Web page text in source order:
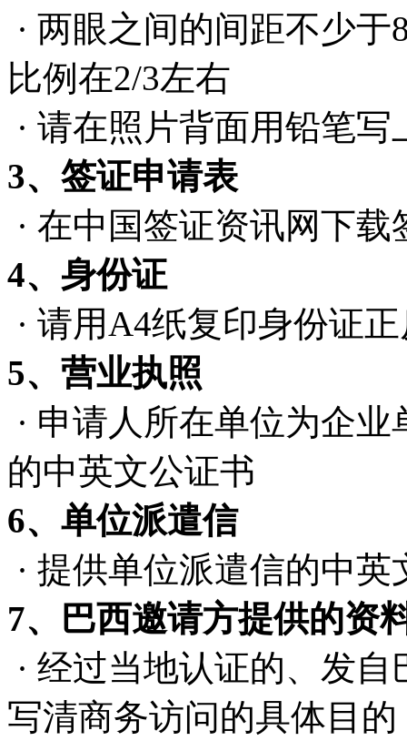
· 两眼之间的间距不少
比例在2/3左右
· 请在照片背面用铅笔
3、签证申请表
· 在中国签证资讯网下
4、身份证
· 请用A4纸复印身份证
5、营业执照
· 申请人所在单位为企
的中英文公证书
6、单位派遣信
· 提供单位派遣信的中英
7、巴西邀请方提供的资
· 经过当地认证的、发
写清商务访问的具体目